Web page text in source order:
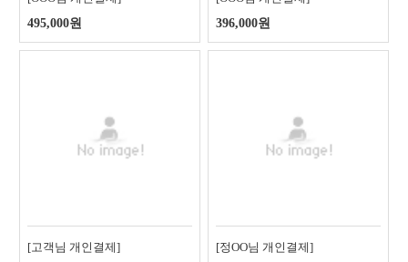
495,000원
396,000원
[고객님 개인결제]
[정OO님 개인결제]